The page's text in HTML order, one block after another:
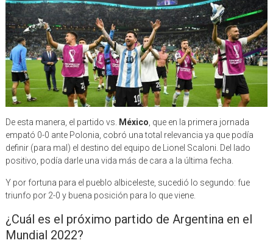
De esta manera, el partido vs. México , que en la primera jornada
empató 0-0 ante Polonia, cobró una total relevancia ya que podía
definir (para mal) el destino del equipo de Lionel Scaloni. Del lado
positivo, podía darle una vida más de cara a la última fecha.
Y por fortuna para el pueblo albiceleste, sucedió lo segundo: fue
triunfo por 2-0 y buena posición para lo que viene.
¿Cuál es el próximo partido de Argentina en el
Mundial 2022?